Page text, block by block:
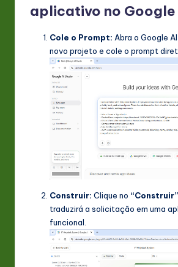
aplicativo no Google
Cole o Prompt: Abra o Google
novo projeto e cole o prompt
Construir: Clique no “Construir”
traduzirá a solicitação em uma
funcional.